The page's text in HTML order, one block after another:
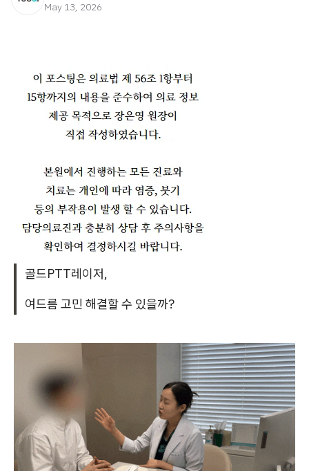
May 13, 2026
골드PTT레이저,
여드름 고민 해결할 수 있을까?